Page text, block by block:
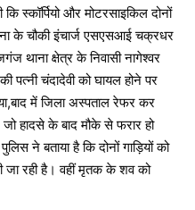
स्कॉर्पियो और मोटरसाइकिल दोनों
के चौकी इंचार्ज एसएसआई चक्रधर
थाना क्षेत्र के निवासी नागेश्वर
चंदादेवी को घायल होने पर
में जिला अस्पताल रेफर कर
हादसे के बाद मौके से फरार हो
ने बताया है कि दोनों गाड़ियों को
जा रही है। वहीं मृतक के शव को